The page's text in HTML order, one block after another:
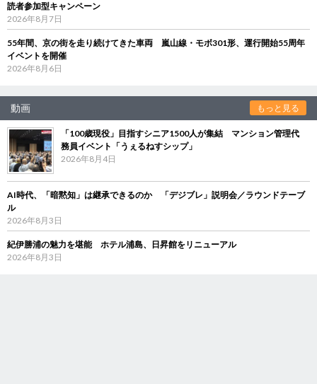
読者参加型キャンペーン
2026年8月7日
55年間、京の街を走り続けてきた車両 嵐山線・モボ301形、運行開始55周年
イベントを開催
2026年8月6日
動画 もっと見る
「100歳現役」目指すシニア1500人が集結 マンション管理代
務員イベント「うぇるねすシップ」
2026年8月4日
AI時代、「暗黙知」は継承できるのか 「デジブレ」説明会／ラウンドテーブ
ル
2026年8月3日
紀伊勝浦の魅力を堪能 ホテル浦島、日昇館をリニューアル
2026年8月3日